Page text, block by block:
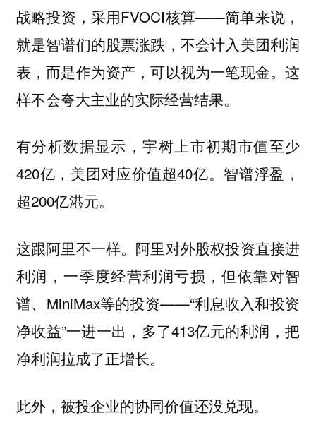
战略投资，采用FVOCI核算——简单来说，
就是智谱们的股票涨跌，不会计入美团利润
表，而是作为资产，可以视为一笔现金。这
样不会夸大主业的实际经营结果。
有分析数据显示，宇树上市初期市值至少
420亿，美团对应价值超40亿。智谱浮盈，
超200亿港元。
这跟阿里不一样。阿里对外股权投资直接进
利润，一季度经营利润亏损，但依靠对智
谱、MiniMax等的投资——“利息收入和投资
净收益”一进一出，多了413亿元的利润，把
净利润拉成了正增长。
此外， 被投企业的协同价值还没兑现。